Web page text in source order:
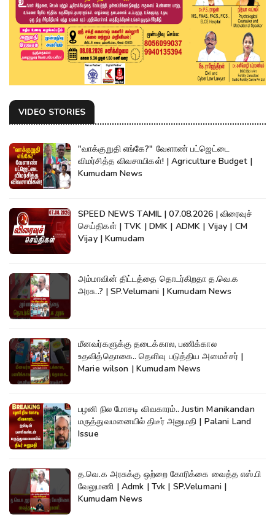
VIDEO STORIES
"வாக்குறுதி எங்கே?" வேளாண் பட்ஜெட்டை
விமர்சித்த விவசாயிகள்! | Agriculture Budget |
Kumudam News
SPEED NEWS TAMIL | 07.08.2026 | விரைவுச்
செய்திகள் | TVK | DMK | ADMK | Vijay | CM
Vijay | Kumudam
அம்மாவின் திட்டத்தை தொடர்கிறதா த.வெ.க
அரசு..? | SP.Velumani | Kumudam News
மீனவர்களுக்கு தடைக்கால, பணிக்கால
உதவித்தொகை.. தெளிவு படுத்திய அமைச்சர் |
Marie wilson | Kumudam News
பழனி நில மோசடி விவகாரம்.. Justin Manikandan
மருத்துவமனையில் திடீர் அனுமதி | Palani Land
Issue
த.வெ.க அரசுக்கு ஒற்றை கோரிக்கை வைத்த எஸ்.பி
வேலுமணி | Admk | Tvk | SP.Velumani |
Kumudam News